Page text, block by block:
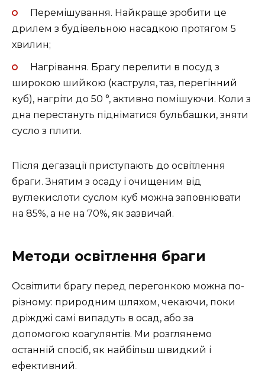
Перемішування. Найкраще зробити це
дрилем з будівельною насадкою протягом 5
хвилин;
Нагрівання. Брагу перелити в посуд з
широкою шийкою (каструля, таз, перегінний
куб), нагріти до 50 °, активно помішуючи. Коли з
дна перестануть підніматися бульбашки, зняти
сусло з плити.
Після дегазації приступають до освітлення
браги. Знятим з осаду і очищеним від
вуглекислоти суслом куб можна заповнювати
на 85%, а не на 70%, як зазвичай.
Методи освітлення браги
Освітлити брагу перед перегонкою можна по-
різному: природним шляхом, чекаючи, поки
дріжджі самі випадуть в осад, або за
допомогою коагулянтів. Ми розглянемо
останній спосіб, як найбільш швидкий і
ефективний.